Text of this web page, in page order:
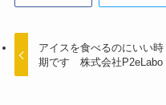
アイスを食べるのにいい時
期です 株式会社P2eLabo